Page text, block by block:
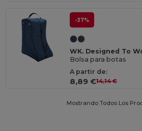
-37%
WK. Designed To
Bolsa para botas
A partir de:
8,89 €14,14 €
Mostrando Todos Los